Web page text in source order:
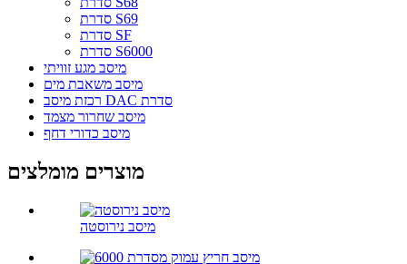
סדרת S69
סדרת SF
סדרת S6000
מיסב מגע זוויתי
מיסב משאבת מים
רכזת מיסב DAC סדרת
מיסב שחרור מצמד
מיסב כדורי דחף
מוצרים מומלצים
מיסב נירוסטה